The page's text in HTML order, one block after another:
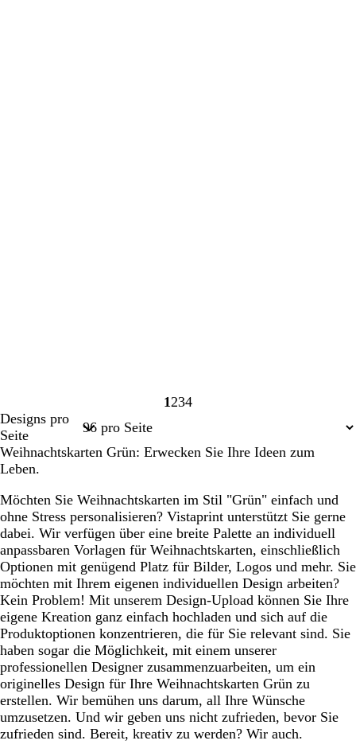
Seite
1 Seite
2 Seite
3Seite
4
Designs pro
Seite
Weihnachtskarten Grün: Erwecken Sie Ihre Ideen zum
Leben.
Möchten Sie Weihnachtskarten im Stil "Grün" einfach und
ohne Stress personalisieren? Vistaprint unterstützt Sie gerne
dabei. Wir verfügen über eine breite Palette an individuell
anpassbaren Vorlagen für Weihnachtskarten, einschließlich
Optionen mit genügend Platz für Bilder, Logos und mehr. Sie
möchten mit Ihrem eigenen individuellen Design arbeiten?
Kein Problem! Mit unserem Design-Upload können Sie Ihre
eigene Kreation ganz einfach hochladen und sich auf die
Produktoptionen konzentrieren, die für Sie relevant sind. Sie
haben sogar die Möglichkeit, mit einem unserer
professionellen Designer zusammenzuarbeiten, um ein
originelles Design für Ihre Weihnachtskarten Grün zu
erstellen. Wir bemühen uns darum, all Ihre Wünsche
umzusetzen. Und wir geben uns nicht zufrieden, bevor Sie
zufrieden sind. Bereit, kreativ zu werden? Wir auch.